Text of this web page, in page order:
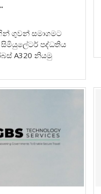
ගුවන් සමාගමට
පද්ධතිය
A320 නියමු